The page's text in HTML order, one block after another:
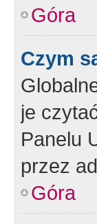
Góra
Czym
je
Panelu
przez
Góra